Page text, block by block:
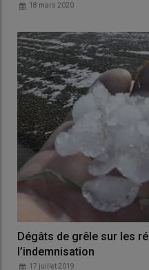
18 mars 2020
Dégâts de grêle sur les
l’indemnisation
17 juillet 2019